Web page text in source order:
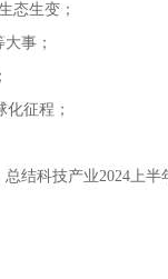
态生变；
事；
征程；
结科技产业2024上